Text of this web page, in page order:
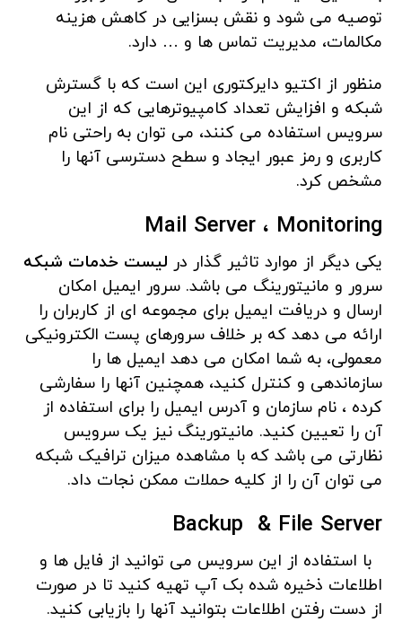
توصیه می شود و نقش بسزایی در کاهش هزینه
مکالمات، مدیریت تماس ها و … دارد.
منظور از اکتیو دایرکتوری این است که با گسترش
شبکه و افزایش تعداد کامپیوترهایی که از این
سرویس استفاده می کنند، می توان به راحتی نام
کاربری و رمز عبور ایجاد و سطح دسترسی آنها را
مشخص کرد.
Mail Server ، Monitoring
یکی دیگر از موارد تاثیر گذار در لیست خدمات شبکه
سرور و مانیتورینگ می باشد. سرور ایمیل امکان
ارسال و دریافت ایمیل برای مجموعه ای از کاربران را
ارائه می دهد که بر خلاف سرورهای پست الکترونیکی
معمولی، به شما امکان می دهد ایمیل ها را
سازماندهی و کنترل کنید، همچنین آنها را سفارشی
کرده ، نام سازمان و آدرس ایمیل را برای استفاده از
آن را تعیین کنید. مانیتورینگ نیز یک سرویس
نظارتی می باشد که با مشاهده میزان ترافیک شبکه
می توان آن را از کلیه حملات ممکن نجات داد.
Backup & File Server
با استفاده از این سرویس می توانید از فایل ها و
اطلاعات ذخیره شده بک آپ تهیه کنید تا در صورت
از دست رفتن اطلاعات بتوانید آنها را بازیابی کنید.